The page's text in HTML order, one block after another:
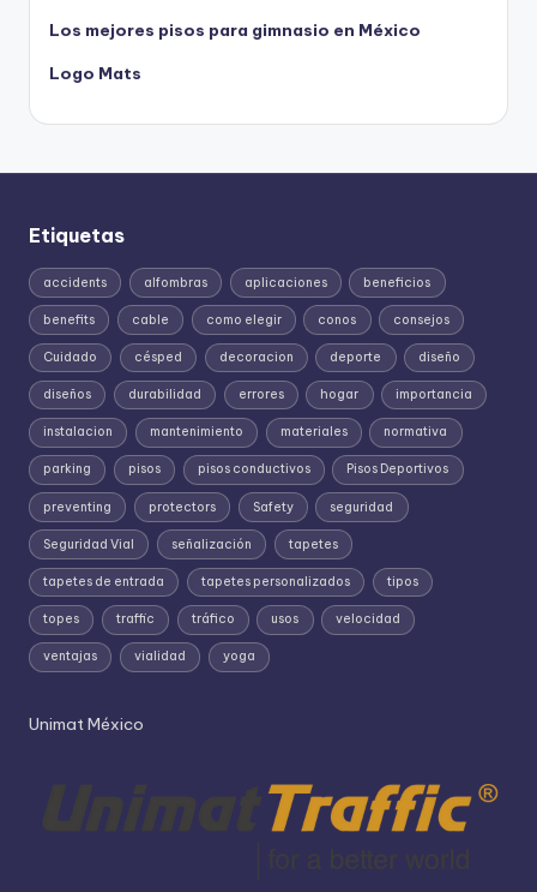
Los mejores pisos para gimnasio en México
Logo Mats
Etiquetas
accidents alfombras aplicaciones beneficios
benefits cable como elegir conos consejos
Cuidado césped decoracion deporte diseño
diseños durabilidad errores hogar importancia
instalacion mantenimiento materiales normativa
parking pisos pisos conductivos Pisos Deportivos
preventing protectors Safety seguridad
Seguridad Vial señalización tapetes
tapetes de entrada tapetes personalizados tipos
topes traffic tráfico usos velocidad
ventajas vialidad yoga
Unimat México